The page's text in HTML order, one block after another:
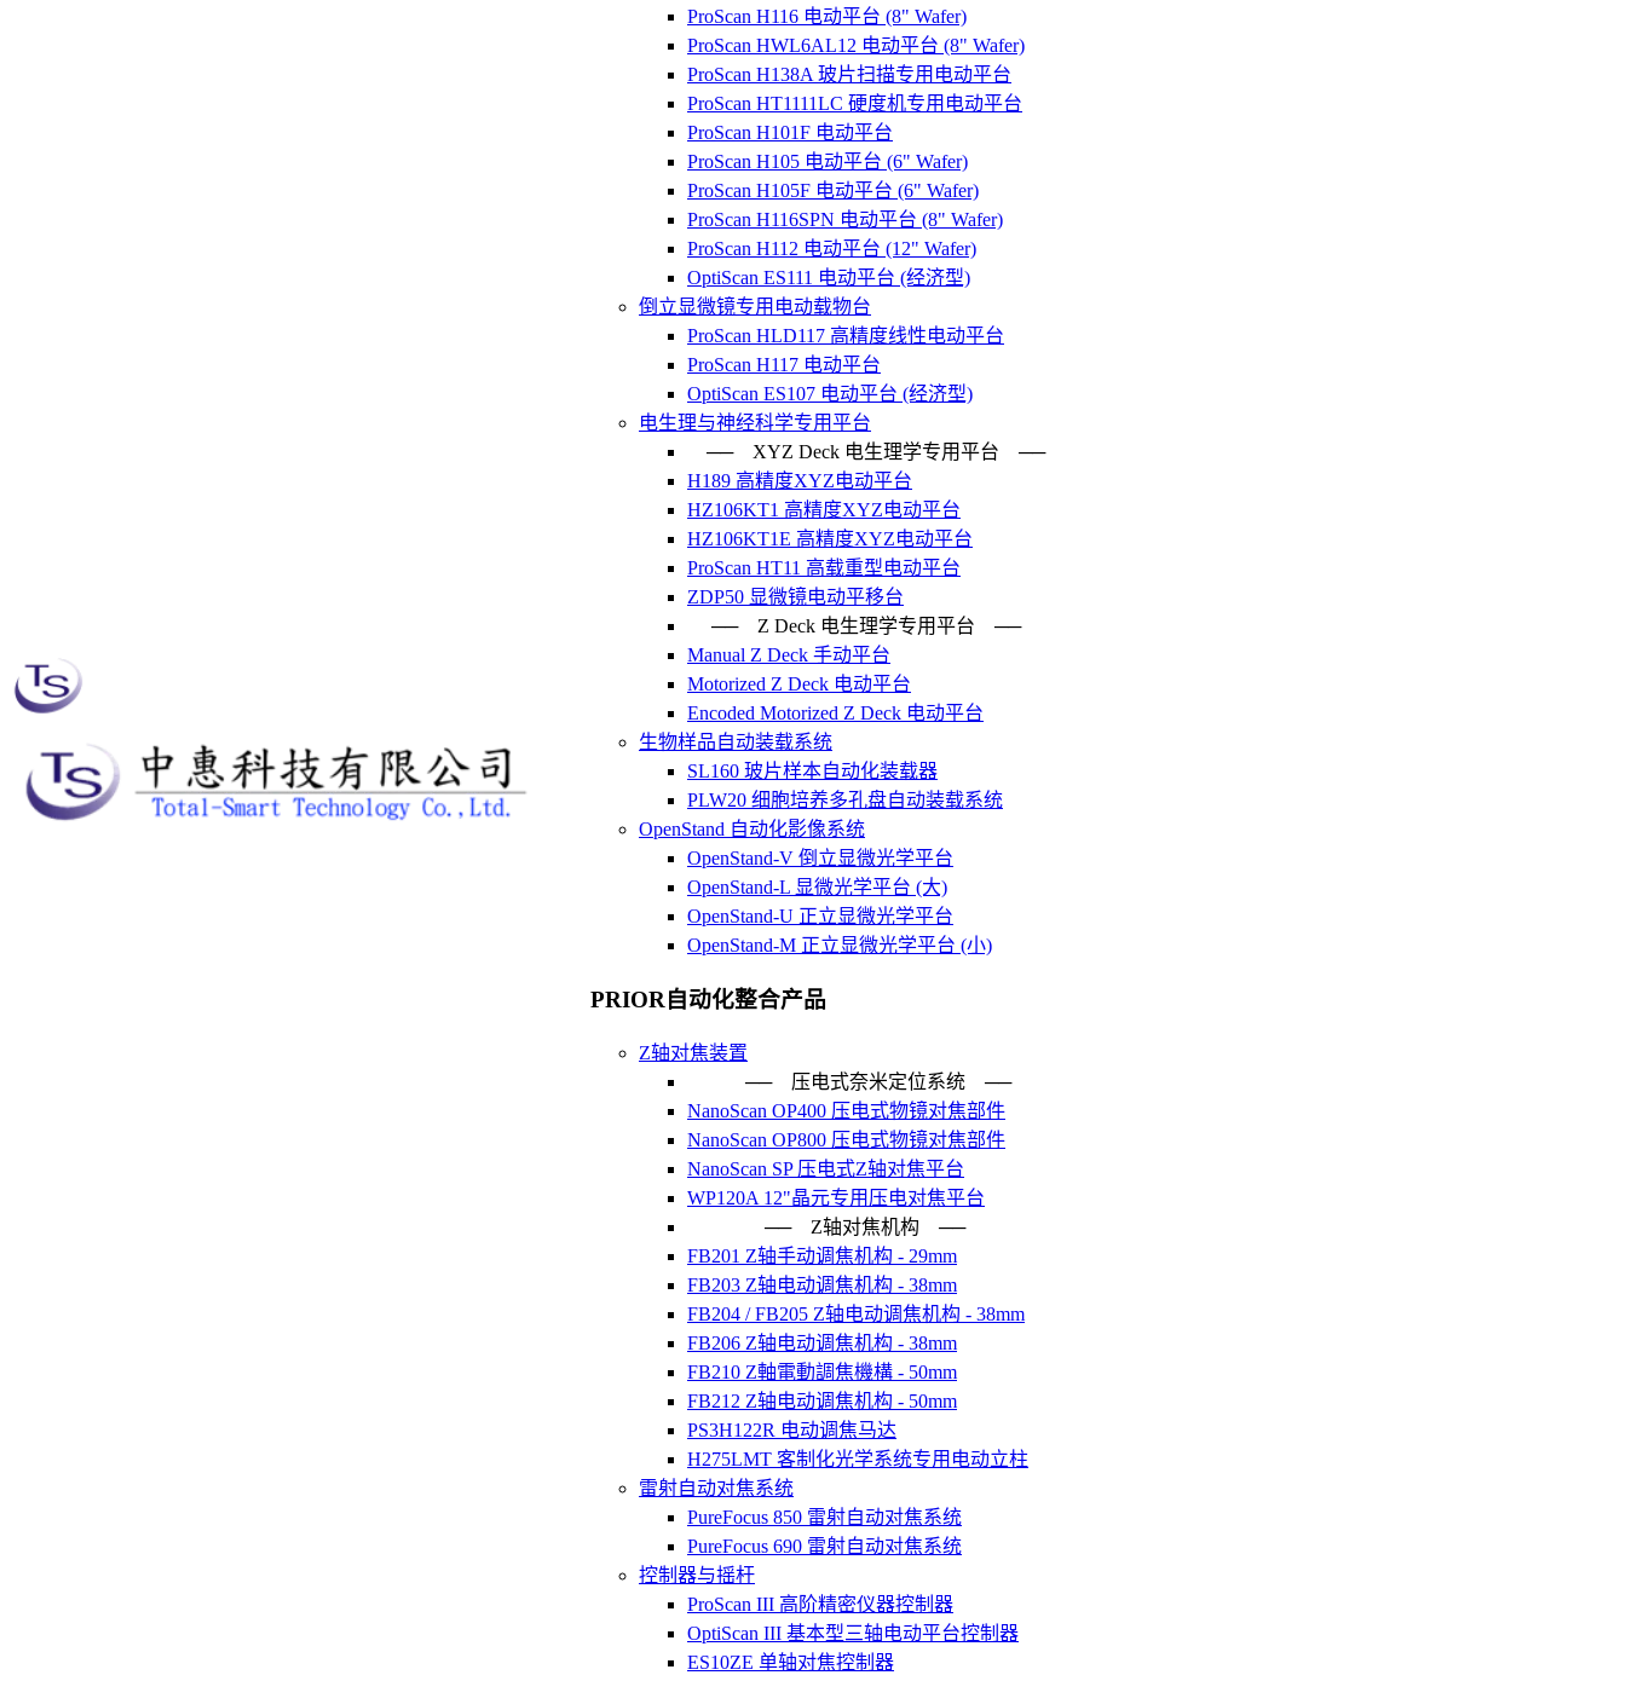
ProScan H116 电动平台 (8" Wafer)
ProScan HWL6AL12 电动平台 (8" Wafer)
ProScan H138A 玻片扫描专用电动平台
ProScan HT1111LC 硬度机专用电动平台
ProScan H101F 电动平台
ProScan H105 电动平台 (6" Wafer)
ProScan H105F 电动平台 (6" Wafer)
ProScan H116SPN 电动平台 (8" Wafer)
ProScan H112 电动平台 (12" Wafer)
OptiScan ES111 电动平台 (经济型)
倒立显微镜专用电动载物台
ProScan HLD117 高精度线性电动平台
ProScan H117 电动平台
OptiScan ES107 电动平台 (经济型)
电生理与神经科学专用平台
── XYZ Deck 电生理学专用平台 ──
H189 高精度XYZ电动平台
HZ106KT1 高精度XYZ电动平台
HZ106KT1E 高精度XYZ电动平台
ProScan HT11 高载重型电动平台
ZDP50 显微镜电动平移台
── Z Deck 电生理学专用平台 ──
Manual Z Deck 手动平台
Motorized Z Deck 电动平台
Encoded Motorized Z Deck 电动平台
生物样品自动装载系统
SL160 玻片样本自动化装载器
PLW20 细胞培养多孔盘自动装载系统
OpenStand 自动化影像系统
OpenStand-V 倒立显微光学平台
OpenStand-L 显微光学平台 (大)
OpenStand-U 正立显微光学平台
OpenStand-M 正立显微光学平台 (小)
PRIOR自动化整合产品
Z轴对焦装置
── 压电式奈米定位系统 ──
NanoScan OP400 压电式物镜对焦部件
NanoScan OP800 压电式物镜对焦部件
NanoScan SP 压电式Z轴对焦平台
WP120A 12"晶元专用压电对焦平台
── Z轴对焦机构 ──
FB201 Z轴手动调焦机构 - 29mm
FB203 Z轴电动调焦机构 - 38mm
FB204 / FB205 Z轴电动调焦机构 - 38mm
FB206 Z轴电动调焦机构 - 38mm
FB210 Z軸電動調焦機構 - 50mm
FB212 Z轴电动调焦机构 - 50mm
PS3H122R 电动调焦马达
H275LMT 客制化光学系统专用电动立柱
雷射自动对焦系统
PureFocus 850 雷射自动对焦系统
PureFocus 690 雷射自动对焦系统
控制器与摇杆
ProScan III 高阶精密仪器控制器
OptiScan III 基本型三轴电动平台控制器
ES10ZE 单轴对焦控制器